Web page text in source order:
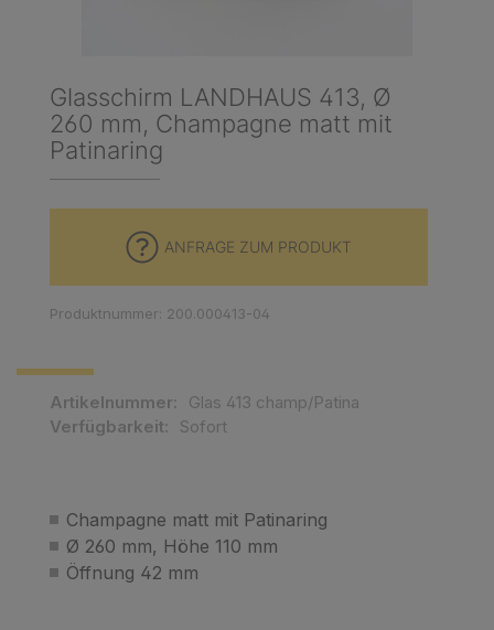
Glasschirm LANDHAUS 413, Ø
260 mm, Champagne matt mit
Patinaring
Champagne matt mit Patinaring
Ø 260 mm, Höhe 110 mm
Öffnung 42 mm
Artikelnummer:
Glas 413 champ/Patina
Verfügbarkeit:
Sofort
ANFRAGE ZUM PRODUKT
Produktnummer: 200.000413-04